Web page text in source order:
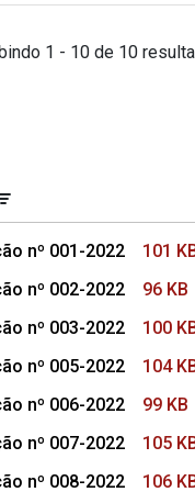
1 - 10 de 10
nº 001-2022
101
nº 002-2022
96 KB
nº 003-2022
100
nº 005-2022
104
nº 006-2022
99 KB
nº 007-2022
105
nº 008-2022
106